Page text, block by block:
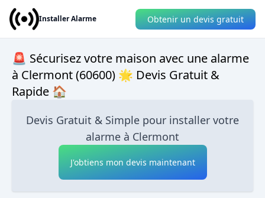
Installer Alarme Obtenir un devis gratuit
🚨 Sécurisez votre maison avec une alarme
à Clermont (60600) 🌟 Devis Gratuit &
Rapide 🏠
Devis Gratuit & Simple pour installer votre
alarme à Clermont
J'obtiens mon devis maintenant